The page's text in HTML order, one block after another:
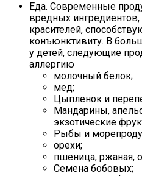
Еда. Современные
вредных
красителей,
конъюнктивиту. В
у детей, следующие
аллергию
молочный белок;
мед;
Цыпленок и
Мандарины,
экзотические
Рыбы и
орехи;
пшеница, ржаная,
Семена бобовых;